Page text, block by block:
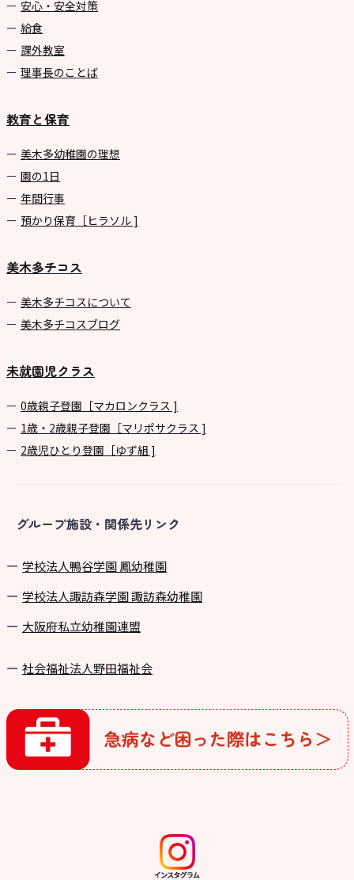
安心・安全対策
給食
課外教室
理事長のことば
教育と保育
美⽊多幼稚園の理想
園の1⽇
年間⾏事
預かり保育［ヒラソル ]
美木多チコス
美⽊多チコスについて
美⽊多チコスブログ
未就園児クラス
0歳親子登園［マカロンクラス ]
1歳・2歳親子登園［マリポサクラス ]
2歳児ひとり登園［ゆず組 ]
グループ施設・関係先リンク
学校法⼈鴨⾕学園 鳳幼稚園
学校法⼈諏訪森学園 諏訪森幼稚園
⼤阪府私⽴幼稚園連盟
社会福祉法人野田福祉会
社会福祉法人野田福祉会